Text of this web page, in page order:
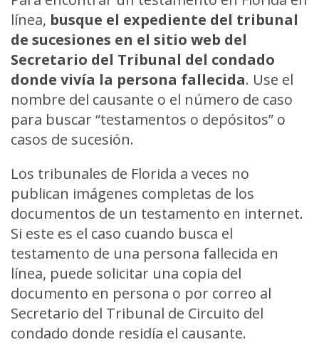
línea, busque el expediente del tribunal
de sucesiones en el sitio web del
Secretario del Tribunal del condado
donde vivía la persona fallecida. Use el
nombre del causante o el número de caso
para buscar “testamentos o depósitos” o
casos de sucesión.
Los tribunales de Florida a veces no
publican imágenes completas de los
documentos de un testamento en internet.
Si este es el caso cuando busca el
testamento de una persona fallecida en
línea, puede solicitar una copia del
documento en persona o por correo al
Secretario del Tribunal de Circuito del
condado donde residía el causante.